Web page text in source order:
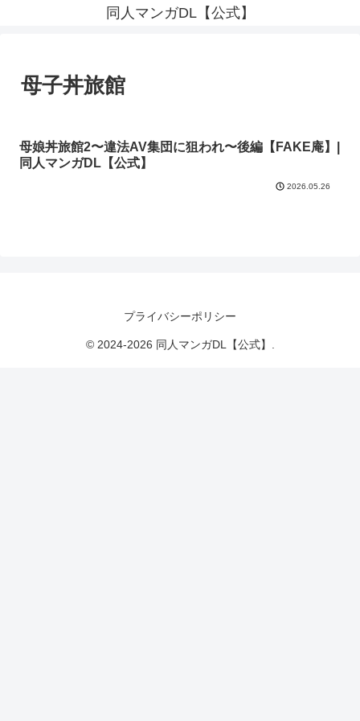
同人マンガDL【公式】
母子丼旅館
母娘丼旅館2〜違法AV集団に狙われ〜後編【FAKE庵】|
同人マンガDL【公式】
2026.05.26
プライバシーポリシー
© 2024-2026 同人マンガDL【公式】.